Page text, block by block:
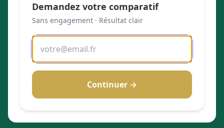
Demandez votre comparatif
Sans engagement · Résultat clair
Continuer →